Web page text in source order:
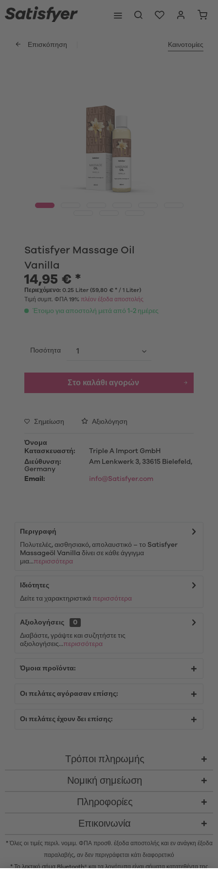
Επισκόπηση Καινοτομίες
Satisfyer Massage Oil
Vanilla
14,95 € *
Περιεχόμενο: 0.25 Liter (59,80 € * / 1 Liter)
Τιμή συμπ. ΦΠΑ 19% πλέον έξοδα αποστολής
Έτοιμο για αποστολή μετά από 1-2 ημέρες
Ποσότητα
Στο καλάθι αγορών
Σημείωση Αξιολόγηση
Όνομα
Κατασκευαστή:
Triple A Import GmbH
Διεύθυνση:
Am Lenkwerk 3, 33615 Bielefeld,
Germany
Email:
info@Satisfyer.com
Περιγραφή
Πολυτελές, αισθησιακό, απολαυστικό – το Satisfyer
Massageöl Vanilla δίνει σε κάθε άγγιγμα
μια...περισσότερα
Ιδιότητες
Δείτε τα χαρακτηριστικά περισσότερα
Αξιολογήσεις
0
Διαβάστε, γράψτε και συζητήστε τις
αξιολογήσεις...περισσότερα
Όμοια προϊόντα:
Οι πελάτες αγόρασαν επίσης:
Οι πελάτες έχουν δει επίσης:
Τρόποι πληρωμής
Νομική σημείωση
Πληροφορίες
Επικοινωνία
* Όλες οι τιμές περιλ. νομιμ. ΦΠΑ προσθ. έξοδα αποστολής και εν ανάγκη έξοδα
παραλαβής, αν δεν περιγράφεται κάτι διαφορετικό
* Το λεκτικό σήμα Bluetooth® και τα λογότυπα είναι σήματα κατατεθέντα της